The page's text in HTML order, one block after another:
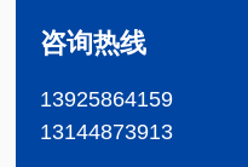
咨询热线
13925864159
13144873913